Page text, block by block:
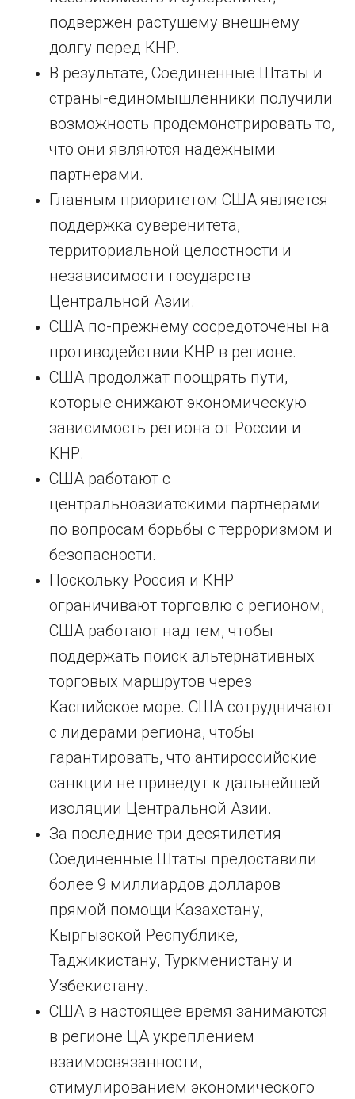
подвержен растущему внешнему
долгу перед КНР.
В результате, Соединенные Штаты и
страны-единомышленники получили
возможность продемонстрировать то,
что они являются надежными
партнерами.
Главным приоритетом США является
поддержка суверенитета,
территориальной целостности и
независимости государств
Центральной Азии.
США по-прежнему сосредоточены на
противодействии КНР в регионе.
США продолжат поощрять пути,
которые снижают экономическую
зависимость региона от России и
КНР.
США работают с
центральноазиатскими партнерами
по вопросам борьбы с терроризмом и
безопасности.
Поскольку Россия и КНР
ограничивают торговлю с регионом,
США работают над тем, чтобы
поддержать поиск альтернативных
торговых маршрутов через
Каспийское море. США сотрудничают
с лидерами региона, чтобы
гарантировать, что антироссийские
санкции не приведут к дальнейшей
изоляции Центральной Азии.
За последние три десятилетия
Соединенные Штаты предоставили
более 9 миллиардов долларов
прямой помощи Казахстану,
Кыргызской Республике,
Таджикистану, Туркменистану и
Узбекистану.
США в настоящее время занимаются
в регионе ЦА укреплением
взаимосвязанности,
стимулированием экономического